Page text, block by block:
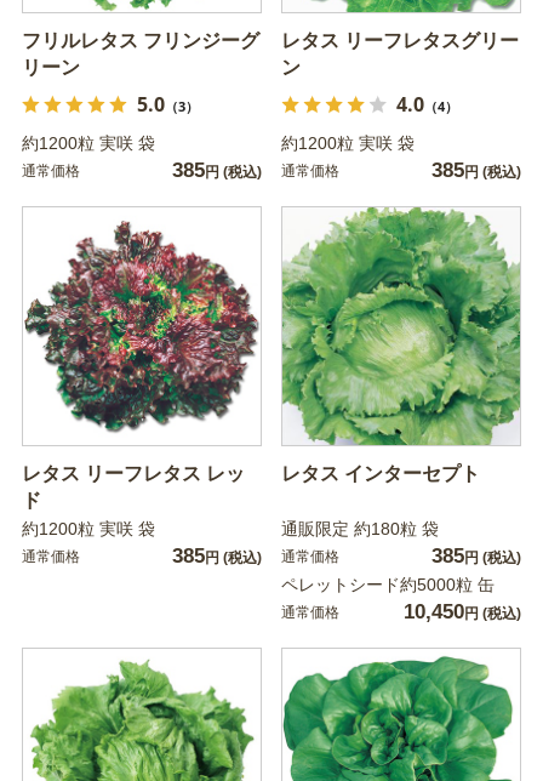
フリルレタス フリンジーグ
リーン
5.0（3）
約1200粒 実咲 袋
通常価格 385円 (税込)
レタス リーフレタスグリー
ン
4.0（4）
約1200粒 実咲 袋
通常価格 385円 (税込)
レタス リーフレタス レッ
ド
約1200粒 実咲 袋
通常価格 385円 (税込)
レタス インターセプト
通販限定 約180粒 袋
通常価格 385円 (税込)
ペレットシード約5000粒 缶
通常価格 10,450円 (税込)